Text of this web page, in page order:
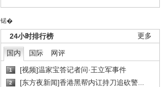
锘�
更多
24小时排行榜
国内 国际 网评
1 [视频]温家宝答记者问·王立军事件
2 [东方夜新闻]香港黑帮内讧持刀追砍警...